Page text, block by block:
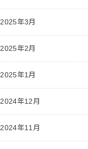
2025年3月
2025年2月
2025年1月
2024年12月
2024年11月